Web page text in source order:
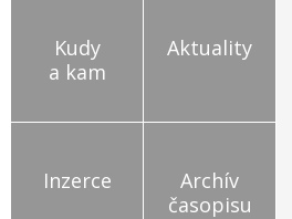
Kudy
a kam
Aktuality
Inzerce
Archív
časopisu